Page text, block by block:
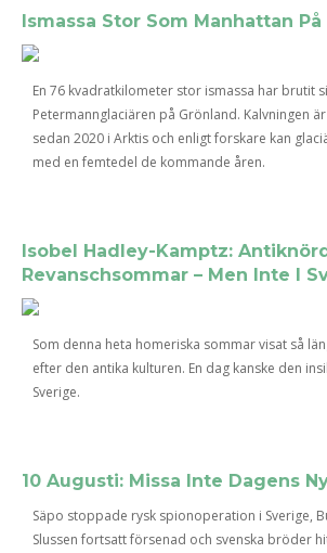
Ismassa Stor Som Manhattan
En 76 kvadratkilometer stor ismassa har brutit
Petermannglaciären på Grönland. Kalvningen
sedan 2020 i Arktis och enligt forskare kan
med en femtedel de kommande åren.
Isobel Hadley-Kamptz:
Revanschsommar – Men Inte I
Som denna heta homeriska sommar visat så
efter den antika kulturen. En dag kanske den
Sverige.
10 Augusti: Missa Inte Dagens
Säpo stoppade rysk spionoperation i Sverige,
Slussen fortsatt försenad och svenska bröder